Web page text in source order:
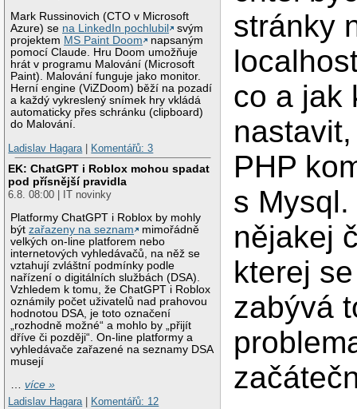
Mark Russinovich (CTO v Microsoft
Azure) se na LinkedIn pochlubil
svým
projektem MS Paint Doom
napsaným
pomocí Claude. Hru Doom umožňuje
hrát v programu Malování (Microsoft
Paint). Malování funguje jako monitor.
Herní engine (ViZDoom) běží na pozadí
a každý vykreslený snímek hry vkládá
automaticky přes schránku (clipboard)
do Malování.
Ladislav Hagara
Komentářů: 3
EK: ChatGPT i Roblox mohou spadat
pod přísnější pravidla
6.8. 08:00 | IT novinky
Platformy ChatGPT i Roblox by mohly
býtzařazeny na seznam
mimořádně
velkých on-line platforem nebo
internetových vyhledávačů, na něž se
vztahují zvláštní podmínky podle
nařízení o digitálních službách (DSA).
Vzhledem k tomu, že ChatGPT i Roblox
oznámily počet uživatelů nad prahovou
hodnotou DSA, je toto označení
„rozhodně možné“ a mohlo by „přijít
dříve či později“. On-line platformy a
vyhledávače zařazené na seznamy DSA
musejí
…více »
Ladislav Hagara| Komentářů: 12
stránky
co a jak
PHP
s
nějakej
kterej
zabývá